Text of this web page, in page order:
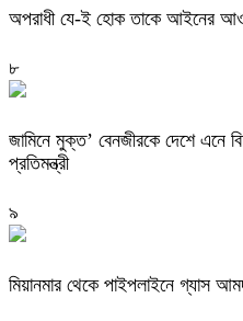
অপরাধী যে-ই হোক তাকে আইনের
৮
জামিনে মুক্ত’ বেনজীরকে দেশে এনে
প্রতিমন্ত্রী
৯
মিয়ানমার থেকে পাইপলাইনে গ্যাস